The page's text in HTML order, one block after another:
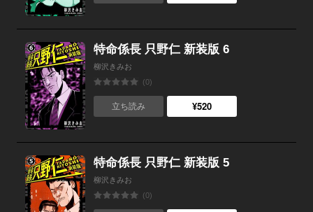
特命係長 只野仁 新装版 6
柳沢きみお
(0)
立ち読み ¥520
特命係長 只野仁 新装版 5
柳沢きみお
(0)